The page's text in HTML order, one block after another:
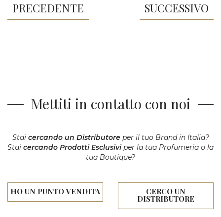
SUCCESSIVO
PRECEDENTE
Mettiti in contatto con noi
Stai cercando un Distributoreper il tuo Brand in Italia?
Stai cercando Prodotti Esclusiviper la tua Profumeria o la
tua Boutique?
HO UN PUNTO VENDITA CERCO UN
DISTRIBUTORE